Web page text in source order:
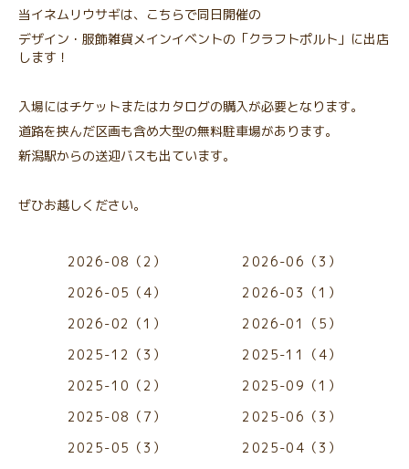
当イネムリウサギは、こちらで同日開催の
デザイン・服飾雑貨メインイベントの「クラフトポルト」に出店
します！
入場にはチケットまたはカタログの購入が必要となります。
道路を挟んだ区画も含め大型の無料駐車場があります。
新潟駅からの送迎バスも出ています。
ぜひお越しください。
2026-08（2）
2026-06（3）
2026-05（4）
2026-03（1）
2026-02（1）
2026-01（5）
2025-12（3）
2025-11（4）
2025-10（2）
2025-09（1）
2025-08（7）
2025-06（3）
2025-05（3）
2025-04（3）